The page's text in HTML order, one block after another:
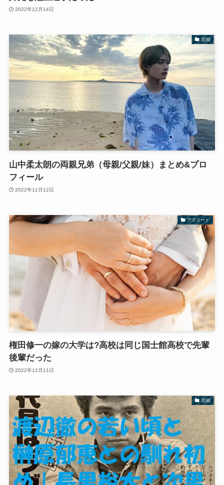
2022年12月14日
芸能
山中柔太朗の両親兄弟（母親/父親/妹）まとめ&プロ
フィール
2022年12月12日
アスリート
権田修一の嫁の大学は?高校は同じ国士館高校で先輩
後輩だった
2022年12月11日
芸能